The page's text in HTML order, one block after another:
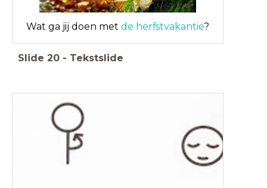
Wat ga jij doen met de herfstvakantie?
Slide 20 - Tekstslide